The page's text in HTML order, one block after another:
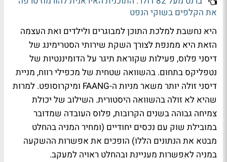
את הקלפים בשוקי הנפט
היא נחשבת למלכת התוכן למבוגרים ולילדים ואת העצמה
הזאת היא ממנפת לצורך השקת שירותי הסטרימינג של
דיסני פלוס, פעילות שקוראת תיגר על הדומיננטיות של
נטפליקס בתחום. בהשוואה שטחית של מכפילי רווח, מניית
דיסני זולה יותר משאר מניות ה-FAANG ומיקרוסופט. למרות
שהיא לא זולה בהשוואה היסטורית. השילוב של יכולת
צמיחה גבוהה בשנים הקרובות, פלוס העובדה שמדובר
במובילת שוק עם נכסים יחודיים (ומחיר המניה בהחלט
מבטא את הנתונים הללו) הופכים את אפשרות ההשקעה
במניה לאפשרות מעניינת ובהחלט ראויה למעקב.